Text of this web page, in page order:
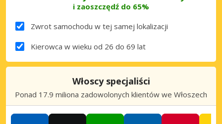
i zaoszczędź do 65%
Zwrot samochodu w tej samej lokalizacji
Kierowca w wieku od 26 do 69 lat
Włoscy specjaliści
Ponad 17.9 miliona zadowolonych klientów we Włoszech